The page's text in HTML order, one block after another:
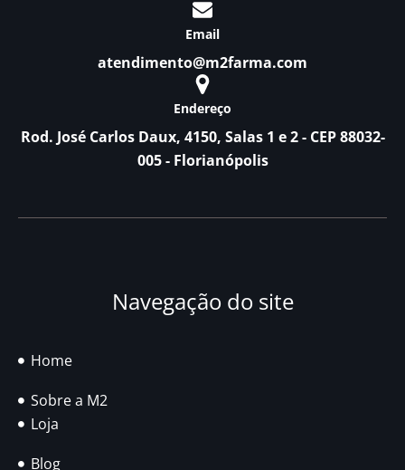
Email
atendimento@m2farma.com
Endereço
Rod. José Carlos Daux, 4150, Salas 1 e 2 - CEP 88032-
005 - Florianópolis
Navegação do site
Home
Sobre a M2
Loja
Blog